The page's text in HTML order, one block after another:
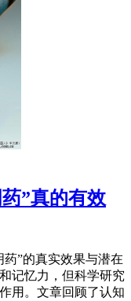
”真的有效
”的真实效果与潜在
记忆力，但科学研究
用。文章回顾了认知